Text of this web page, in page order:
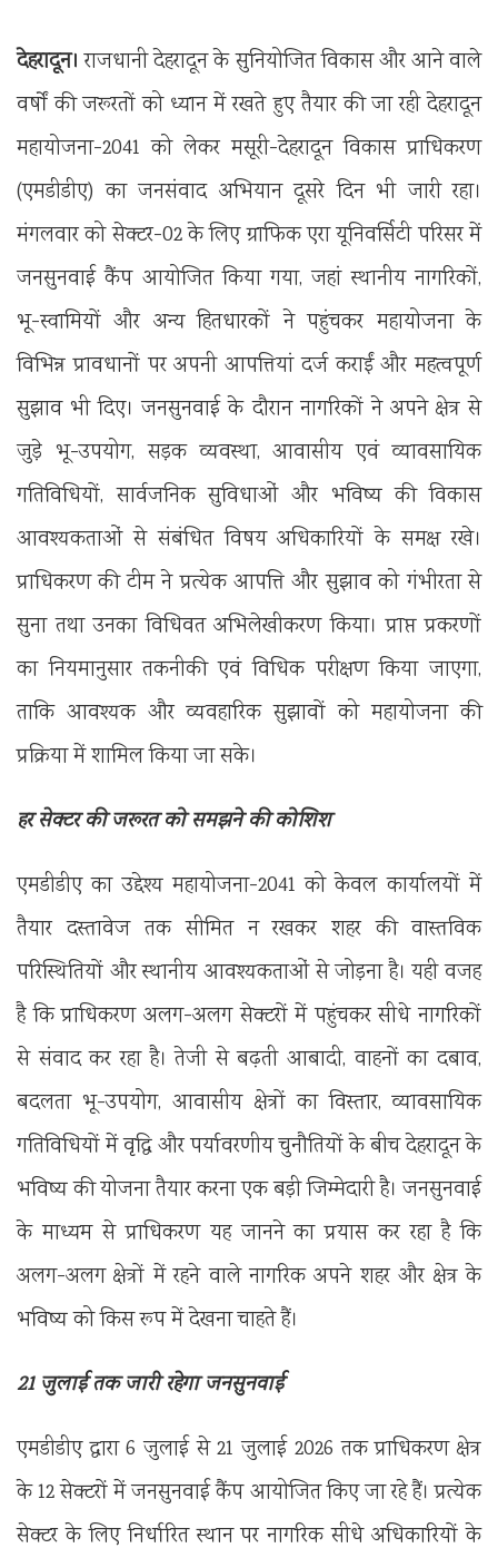
देहरादून। राजधानी देहरादून के सुनियोजित विकास और आने वाले
वर्षों की जरूरतों को ध्यान में रखते हुए तैयार की जा रही देहरादून
महायोजना-2041 को लेकर मसूरी-देहरादून विकास प्राधिकरण
(एमडीडीए) का जनसंवाद अभियान दूसरे दिन भी जारी रहा।
मंगलवार को सेक्टर-02 के लिए ग्राफिक एरा यूनिवर्सिटी परिसर में
जनसुनवाई कैंप आयोजित किया गया, जहां स्थानीय नागरिकों,
भू-स्वामियों और अन्य हितधारकों ने पहुंचकर महायोजना के
विभिन्न प्रावधानों पर अपनी आपत्तियां दर्ज कराईं और महत्वपूर्ण
सुझाव भी दिए। जनसुनवाई के दौरान नागरिकों ने अपने क्षेत्र से
जुड़े भू-उपयोग, सड़क व्यवस्था, आवासीय एवं व्यावसायिक
गतिविधियों, सार्वजनिक सुविधाओं और भविष्य की विकास
आवश्यकताओं से संबंधित विषय अधिकारियों के समक्ष रखे।
प्राधिकरण की टीम ने प्रत्येक आपत्ति और सुझाव को गंभीरता से
सुना तथा उनका विधिवत अभिलेखीकरण किया। प्राप्त प्रकरणों
का नियमानुसार तकनीकी एवं विधिक परीक्षण किया जाएगा,
ताकि आवश्यक और व्यवहारिक सुझावों को महायोजना की
प्रक्रिया में शामिल किया जा सके।
हर सेक्टर की जरूरत को समझने की कोशिश
एमडीडीए का उद्देश्य महायोजना-2041 को केवल कार्यालयों में
तैयार दस्तावेज तक सीमित न रखकर शहर की वास्तविक
परिस्थितियों और स्थानीय आवश्यकताओं से जोड़ना है। यही वजह
है कि प्राधिकरण अलग-अलग सेक्टरों में पहुंचकर सीधे नागरिकों
से संवाद कर रहा है। तेजी से बढ़ती आबादी, वाहनों का दबाव,
बदलता भू-उपयोग, आवासीय क्षेत्रों का विस्तार, व्यावसायिक
गतिविधियों में वृद्धि और पर्यावरणीय चुनौतियों के बीच देहरादून के
भविष्य की योजना तैयार करना एक बड़ी जिम्मेदारी है। जनसुनवाई
के माध्यम से प्राधिकरण यह जानने का प्रयास कर रहा है कि
अलग-अलग क्षेत्रों में रहने वाले नागरिक अपने शहर और क्षेत्र के
भविष्य को किस रूप में देखना चाहते हैं।
21 जुलाई तक जारी रहेगा जनसुनवाई
एमडीडीए द्वारा 6 जुलाई से 21 जुलाई 2026 तक प्राधिकरण क्षेत्र
के 12 सेक्टरों में जनसुनवाई कैंप आयोजित किए जा रहे हैं। प्रत्येक
सेक्टर के लिए निर्धारित स्थान पर नागरिक सीधे अधिकारियों के